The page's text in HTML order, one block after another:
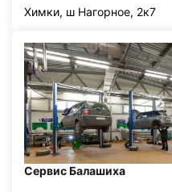
Химки, ш Нагорное, 2к7
Сервис Балашиха